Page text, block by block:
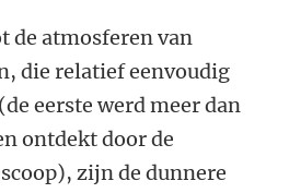
de atmosferen van
die relatief eenvoudig
eerste werd meer dan
ontdekt door de
zijn de dunnere